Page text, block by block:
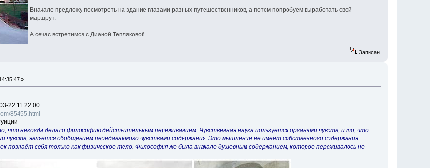
Вначале предложу посмотреть на здание глазами разных путешественников, а потом попробуем выработать свой
маршрут.
А сечас встретимся с Дианой Тепляковой
Записан
»
22 11:22:00
85455.html
что некогда делало философию действительным переживанием. Чувственная наука пользуется органами чувств, и то, что
чувств, является обобщением передаваемого чувствами содержания. Это мышление не имеет собственного содержания.
познаёт себя только как физическое тело. Философия же была вначале душевным содержанием, которое переживалось не